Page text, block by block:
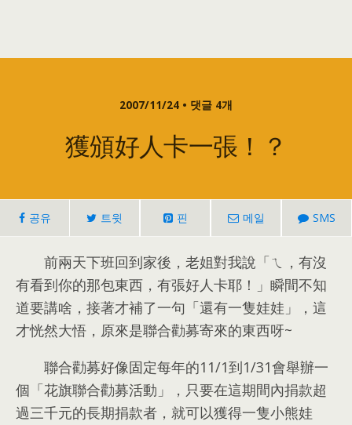
2007/11/24 • 댓글 4개
獲頒好人卡一張！？
공유 트윗 핀 메일 SMS
前兩天下班回到家後 ， 老姐對我說「ㄟ ， 有沒
有看到你的那包東西 ， 有張好人卡耶！」瞬間不知
道要講啥 ， 接著才補了一句「還有一隻娃娃」 ， 這
才恍然大悟 ， 原來是聯合勸募寄來的東西呀~
聯合勸募好像固定每年的11/1到1/31會舉辦一
個「花旗聯合勸募活動」
， 只要在這期間內捐款超
過三千元的長期捐款者 ， 就可以獲得一隻小熊娃